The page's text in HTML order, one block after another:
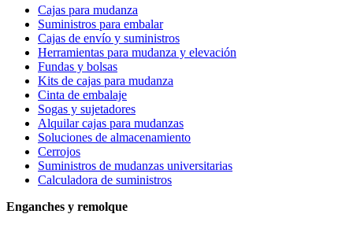
Cajas para mudanza
Suministros para embalar
Cajas de envío y suministros
Herramientas para mudanza y elevación
Fundas y bolsas
Kits de cajas para mudanza
Cinta de embalaje
Sogas y sujetadores
Alquilar cajas para mudanzas
Soluciones de almacenamiento
Cerrojos
Suministros de mudanzas universitarias
Calculadora de suministros
Enganches y remolque